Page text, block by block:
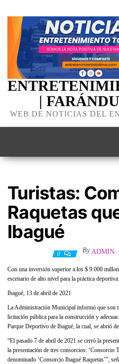
|
WEB DE NOTICIAS DEL
Turistas:
Raquetas
Ibagué
0 By ADMIN
Con una inversión superior a los $ 9.000
escenario de alto nivel para la práctica
Ibagué, 13 de abril de 2021
La Administración Municipal informó que son
licitación pública para la construcción y
Parque Deportivo de Ibagué, la cual, se abrió
“El pasado 7 de abril de 2021 se cerró la
la presentación de tres consorcios: ‘Consorcio
denominado ‘Consorcio Ibagué Raquetas’”,